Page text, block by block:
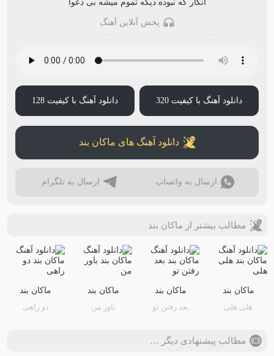
انگار که نبوده دیگه تموم میشه بی دعوا
پخش آنلاین آهنگ
دانلود آهنگ با کیفیت 320 دانلود آهنگ با کیفیت 128
دانلود آهنگ های ماکان بند
ارسال به واتساپ ارسال به تلگرام
مطالب بیشتر از ماکان بند
ماکان بند
هلی هلی
ماکان بند
بعد رفتن تو
ماکان بند
باور من
ماکان بند
دو راهی
مطالب پیشنهادی دیگر …